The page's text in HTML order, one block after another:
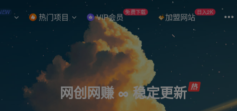
热门项目 VIP会员 免费下载 加盟网站 日入2K
网创网赚 ∞ 稳定更新